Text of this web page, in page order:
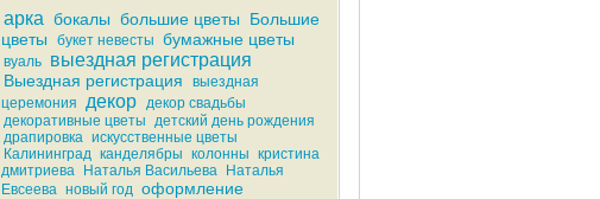
арка бокалы большие цветы
Большие
цветы
букет невесты бумажные цветы
вуаль выездная регистрация
Выездная регистрация
выездная
церемония
декор
декор свадьбы
декоративные цветы детский день рождения
драпировка искусственные цветы
Калининград канделябры колонны кристина
дмитриева
Наталья Васильева
Наталья
Евсеева новый год оформление